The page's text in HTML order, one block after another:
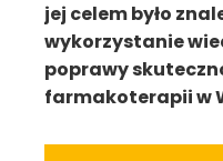
jej celem było
wykorzystanie
poprawy
farmakoterapii w